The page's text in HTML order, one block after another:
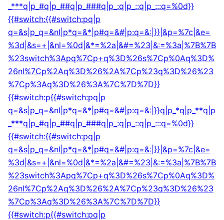
_***q|p_#q|p_##q|p_###q|p_:q|p_::q|p_:::q=%0d}}
{{#switch:{{#switch:pq|p
q=&s|p_q=&nl|p*q=&*|p#q=&#|p:q=&:|}}|&p=%7c|&e=
%3d|&s=+|&nl=%0d|&*=%2a|&#=%23|&:=%3a|%7B%7B
%23switch%3Apq%7Cp+q%3D%26s%7Cp%0Aq%3D%
26nl%7Cp%2Aq%3D%26%2A%7Cp%23q%3D%26%23
%7Cp%3Aq%3D%26%3A%7C%7D%7D}}
{{#switch:p{{#switch:pq|p
q=&s|p_q=&nl|p*q=&*|p#q=&#|p:q=&:|}}q|p_*q|p_**q|p
_***q|p_#q|p_##q|p_###q|p_:q|p_::q|p_:::q=%0d}}
{{#switch:{{#switch:pq|p
q=&s|p_q=&nl|p*q=&*|p#q=&#|p:q=&:|}}|&p=%7c|&e=
%3d|&s=+|&nl=%0d|&*=%2a|&#=%23|&:=%3a|%7B%7B
%23switch%3Apq%7Cp+q%3D%26s%7Cp%0Aq%3D%
26nl%7Cp%2Aq%3D%26%2A%7Cp%23q%3D%26%23
%7Cp%3Aq%3D%26%3A%7C%7D%7D}}
{{#switch:p{{#switch:pq|p